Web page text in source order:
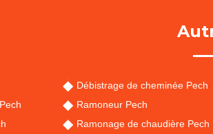
Débistrage de cheminée Pech
Ramoneur Pech
Ramonage de chaudière Pech